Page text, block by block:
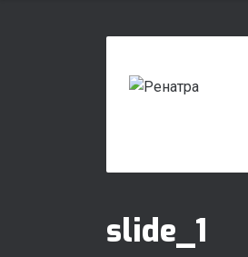
slide_1